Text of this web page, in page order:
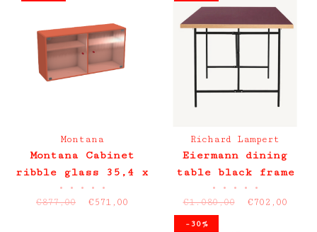
Montana
Montana Cabinet
ribble glass 35,4 x
69,6 x 20 cm
• • • • •
€877,00 €571,00
Richard Lampert
Eiermann dining
table black frame
Linoleum burgundy
Top 200cm showroom
• • • • •
€1.080,00 €702,00
-30%